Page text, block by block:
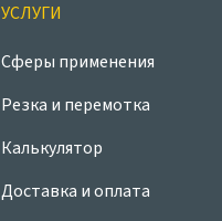
УСЛУГИ
Сферы применения
Резка и перемотка
Калькулятор
Доставка и оплата